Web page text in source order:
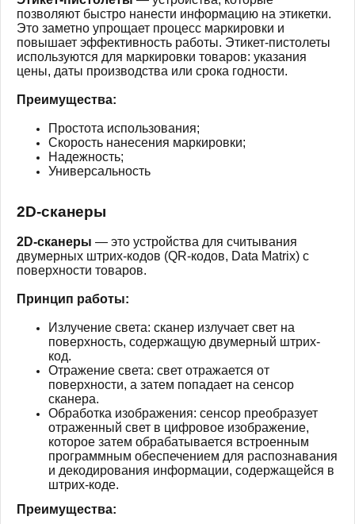
позволяют быстро нанести информацию на этикетки.
Это заметно упрощает процесс маркировки и
повышает эффективность работы. Этикет-пистолеты
используются для маркировки товаров: указания
цены, даты производства или срока годности.
Преимущества:
Простота использования;
Скорость нанесения маркировки;
Надежность;
Универсальность
2D-сканеры
2D-сканеры — это устройства для считывания
двумерных штрих-кодов (QR-кодов, Data Matrix) с
поверхности товаров.
Принцип работы:
Излучение света: сканер излучает свет на
поверхность, содержащую двумерный штрих-
код.
Отражение света: свет отражается от
поверхности, а затем попадает на сенсор
сканера.
Обработка изображения: сенсор преобразует
отраженный свет в цифровое изображение,
которое затем обрабатывается встроенным
программным обеспечением для распознавания
и декодирования информации, содержащейся в
штрих-коде.
Преимущества: